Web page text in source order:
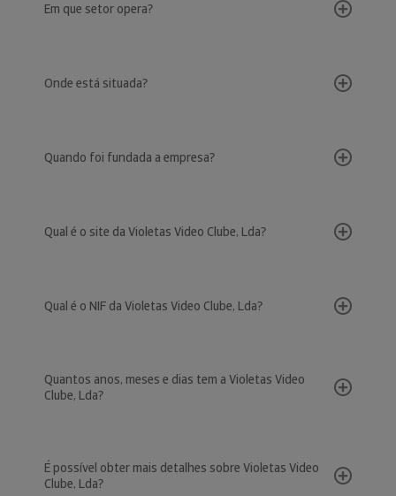
Em que setor opera?
Onde está situada?
Quando foi fundada a empresa?
Qual é o site da Violetas Video Clube, Lda?
Qual é o NIF da Violetas Video Clube, Lda?
Quantos anos, meses e dias tem a Violetas Video
Clube, Lda?
É possível obter mais detalhes sobre Violetas Video
Clube, Lda?